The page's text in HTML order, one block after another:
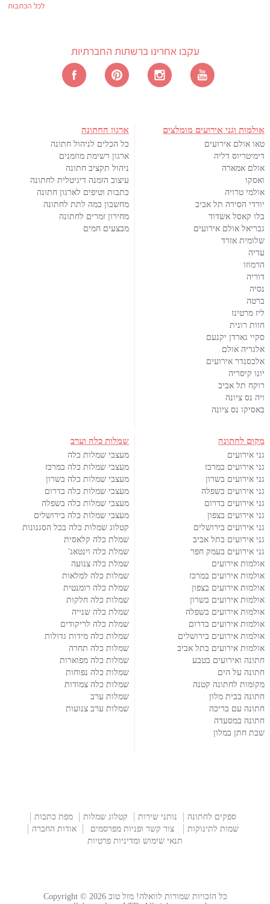
לכל הכתבות
עקבו אחרינו ברשתות החברתיות
אולמות וגני אירועים מומלצים
טאו אולם אירועים
דימיטריוס דליה
אולם אמארה
ואסקו
אולמי טרויה
יורדי הסירה תל אביב
בלו קאסל אשדוד
גבריאל אולם אירועים
שלומית אזרד
עדיה
הרמוזו
דוריה
נסיה
ברטה
ליז מרטינז
חוות רונית
סקיי גארדן יקנעם
אלגריה אולם
אלכסנדר אירועים
יונו קיסריה
רוקח תל אביב
ויה נס ציונה
באסיקו נס ציונה
ארגון החתונה
כל הכלים לניהול חתונה
ארגון רשימת מוזמנים
ניהול תקציב חתונה
עיצוב הזמנה דיגיטלית לחתונה
כתבות וטיפים לארגון חתונה
מחשבון כמה לתת לחתונה
מחירון זמרים לחתונה
מבצעים חמים
מקום לחתונה
גני אירועים
גני אירועים במרכז
גני אירועים בשרון
גני אירועים בשפלה
גני אירועים בדרום
גני אירועים בצפון
גני אירועים בירושלים
גני אירועים בתל אביב
גני אירועים בעמק חפר
אולמות אירועים
אולמות אירועים במרכז
אולמות אירועים בצפון
אולמות אירועים בשרון
אולמות אירועים בשפלה
אולמות אירועים בדרום
אולמות אירועים בירושלים
אולמות אירועים בתל אביב
חתונה ואירועים בטבע
חתונה על הים
מקומות לחתונה קטנה
חתונה בבית מלון
חתונה עם בריכה
חתונה במסעדה
שבת חתן במלון
שמלות כלה וערב
מעצבי שמלות כלה
מעצבי שמלות כלה במרכז
מעצבי שמלות כלה בשרון
מעצבי שמלות כלה בדרום
מעצבי שמלות כלה בשפלה
מעצבי שמלות כלה בירושלים
קטלוג שמלות כלה בכל הסגנונות
שמלת כלה קלאסית
שמלת כלה וינטאג'
שמלת כלה צנועה
שמלות כלה למלאות
שמלת כלה רומנטית
שמלות כלה חלקות
שמלת כלה שנייה
שמלת כלה לריקודים
שמלות כלה מידות גדולות
שמלות כלה תחרה
שמלות כלה מפוארות
שמלות כלה נפוחות
שמלות כלה צמודות
שמלות ערב
שמלות ערב צנועות
ספקים לחתונה נותני שירות קטלוג שמלות
מפת כתבות
שמות לתינוקות
צור קשר ופניות מפרסמים
אודות החברה
תנאי שימוש ומדיניות פרטיות
כל הזכויות שמורות לוואלה! מזל טוב Copyright © 2026